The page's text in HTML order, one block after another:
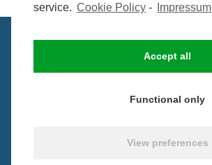
service. Cookie Policy - Impressum
Accept all
Functional only
View preferences